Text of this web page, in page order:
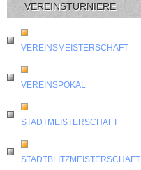
VEREINSTURNIERE
VEREINSMEISTERSCHAFT
VEREINSPOKAL
STADTMEISTERSCHAFT
STADTBLITZMEISTERSCHAFT